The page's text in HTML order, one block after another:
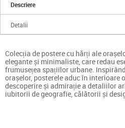
Descriere
Detalii
Colecția de postere cu hărți ale
elegante și minimaliste, care redau
frumusețea spațiilor urbane.
orașelor, posterele aduc în interioare
descoperire și admirație a detaliilor
iubitorii de geografie, călătorii și